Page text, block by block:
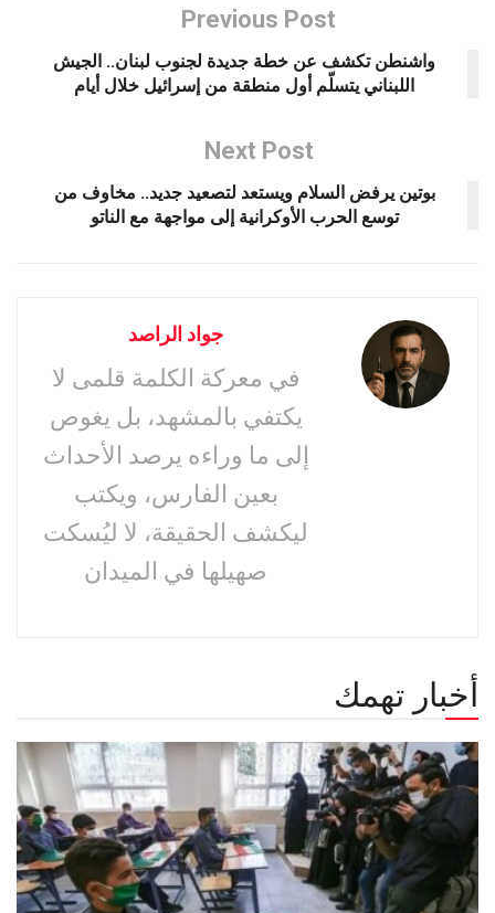
Previous Post
واشنطن تكشف عن خطة جديدة لجنوب لبنان.. الجيش
اللبناني يتسلّم أول منطقة من إسرائيل خلال أيام
Next Post
بوتين يرفض السلام ويستعد لتصعيد جديد.. مخاوف من
توسع الحرب الأوكرانية إلى مواجهة مع الناتو
جواد الراصد
في معركة الكلمة قلمى لا
يكتفي بالمشهد، بل يغوص
إلى ما وراءه يرصد الأحداث
بعين الفارس، ويكتب
ليكشف الحقيقة، لا ليُسكت
صهيلها في الميدان
أخبار تهمك